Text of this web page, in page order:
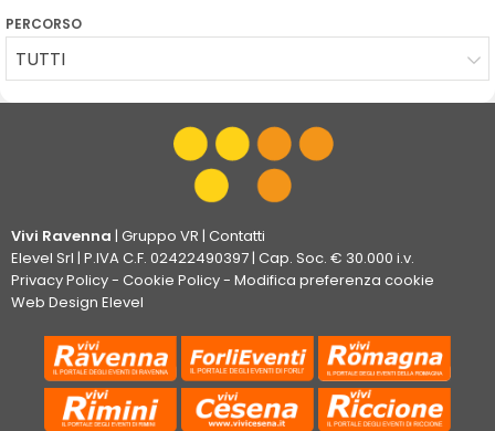
PERCORSO
TUTTI
Vivi Ravenna | Gruppo VR | Contatti
Elevel Srl | P.IVA C.F. 02422490397 | Cap. Soc. € 30.000 i.v.
Privacy Policy- Cookie Policy- Modifica preferenza cookie
Web Design Elevel